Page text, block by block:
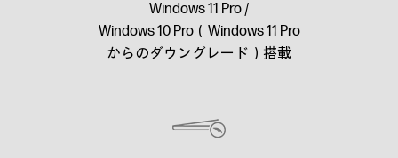
Windows 11 Pro /
Windows 10 Pro（Windows 11 Pro
からのダウングレード）搭載